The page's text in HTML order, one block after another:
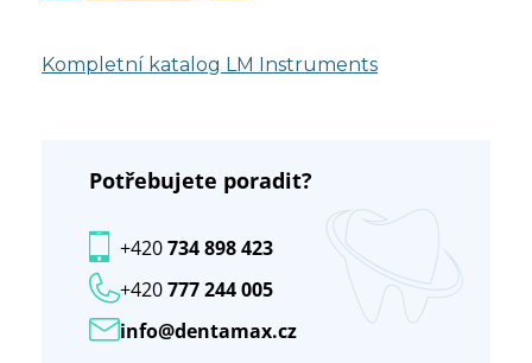
Kompletní katalog LM Instruments
Potřebujete poradit?
info@dentamax.cz
+420777 244 005
+420734 898 423